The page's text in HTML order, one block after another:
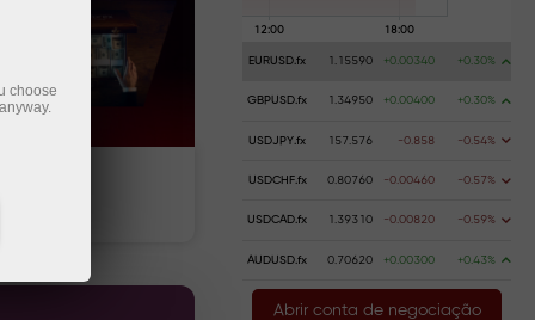
EURUSD.fx 1.15590 +0.00340 +0.30%
GBPUSD.fx 1.34950 +0.00400 +0.30%
USDJPY.fx 157.576 -0.858 -0.54%
USDCHF.fx 0.80760 -0.00460 -0.57%
USDCAD.fx 1.39310 -0.00820 -0.59%
AUDUSD.fx 0.70620 +0.00300 +0.43%
Abrir conta de negociação
choose